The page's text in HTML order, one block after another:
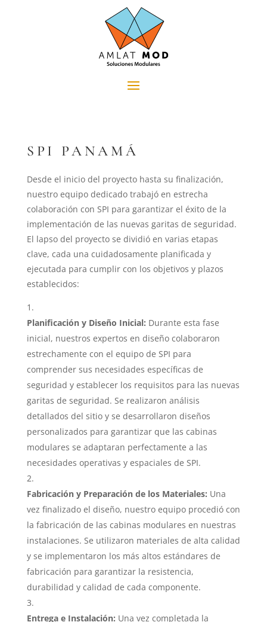
SPI PANAMÁ
Desde el inicio del proyecto hasta su finalización,
nuestro equipo dedicado trabajó en estrecha
colaboración con SPI para garantizar el éxito de la
implementación de las nuevas garitas de seguridad.
El lapso del proyecto se dividió en varias etapas
clave, cada una cuidadosamente planificada y
ejecutada para cumplir con los objetivos y plazos
establecidos:
Planificación y Diseño Inicial: Durante esta fase
inicial, nuestros expertos en diseño colaboraron
estrechamente con el equipo de SPI para
comprender sus necesidades específicas de
seguridad y establecer los requisitos para las nuevas
garitas de seguridad. Se realizaron análisis
detallados del sitio y se desarrollaron diseños
personalizados para garantizar que las cabinas
modulares se adaptaran perfectamente a las
necesidades operativas y espaciales de SPI.
Fabricación y Preparación de los Materiales: Una
vez finalizado el diseño, nuestro equipo procedió con
la fabricación de las cabinas modulares en nuestras
instalaciones. Se utilizaron materiales de alta calidad
y se implementaron los más altos estándares de
fabricación para garantizar la resistencia,
durabilidad y calidad de cada componente.
Entrega e Instalación: Una vez completada la